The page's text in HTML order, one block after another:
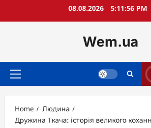
08.08.2026 5:11:58 PM
Wem.ua
Primary
Home
Людина
Дружина Ткача: історія великого